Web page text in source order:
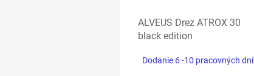
ALVEUS Drez ATROX 30
black edition
Dodanie 6 -10 pracovných dní